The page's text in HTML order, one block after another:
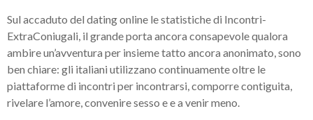
Sul accaduto del dating online le statistiche di Incontri-
ExtraConiugali, il grande porta ancora consapevole qualora
ambire un’avventura per insieme tatto ancora anonimato, sono
ben chiare: gli italiani utilizzano continuamente oltre le
piattaforme di incontri per incontrarsi, comporre contiguita,
rivelare l’amore, convenire sesso e e a venir meno.